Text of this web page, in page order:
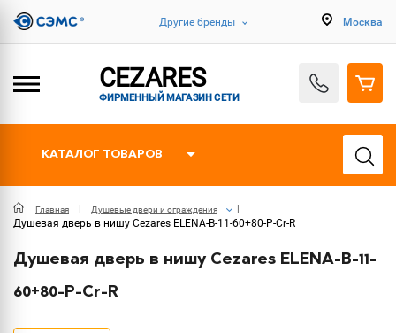
Другие бренды Москва
CEZARES
ФИРМЕННЫЙ МАГАЗИН СЕТИ
КАТАЛОГ ТОВАРОВ
Главная Душевые двери и ограждения
Душевая дверь в нишу Cezares ELENA-B-11-60+80-P-Cr-R
Душевая дверь в нишу Cezares ELENA-B-11-
60+80-P-Cr-R